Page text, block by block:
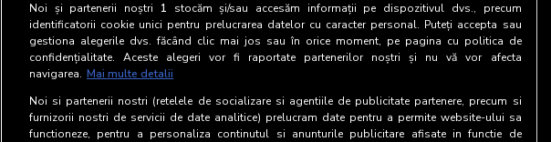
Noi și partenerii noștri 1 stocăm și/sau accesăm informații pe dispozitivul dvs., precum
identificatorii cookie unici pentru prelucrarea datelor cu caracter personal. Puteți accepta sau
gestiona alegerile dvs. făcând clic mai jos sau în orice moment, pe pagina cu politica de
confidențialitate. Aceste alegeri vor fi raportate partenerilor noștri și nu vă vor afecta
navigarea. Mai multe detalii
Noi si partenerii nostri (retelele de socializare si agentiile de publicitate partenere, precum si
furnizorii nostri de servicii de date analitice) prelucram date pentru a permite website-ului sa
functioneze, pentru a personaliza continutul si anunturile publicitare afisate in functie de